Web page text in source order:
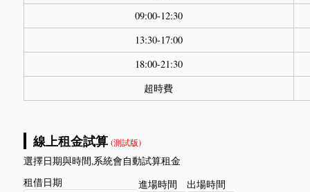
09:00-12:30
13:30-17:00
18:00-21:30
超時費
線上租金試算 (測試版)
選擇日期與時間,系統會自動試算租金
租借日期
進場時間 出場時間